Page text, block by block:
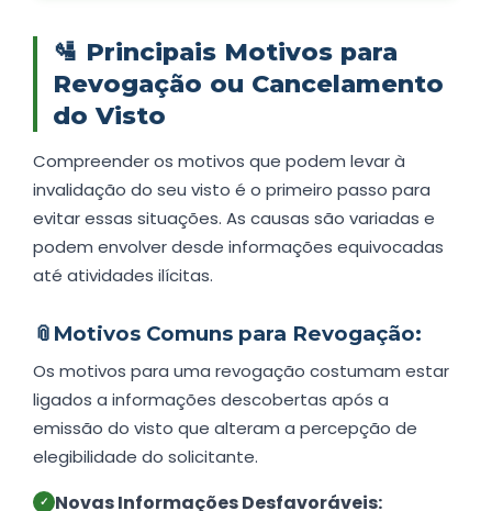
🛂 Principais Motivos para
Revogação ou Cancelamento
do Visto
Compreender os motivos que podem levar à
invalidação do seu visto é o primeiro passo para
evitar essas situações. As causas são variadas e
podem envolver desde informações equivocadas
até atividades ilícitas.
📎 Motivos Comuns para Revogação:
Os motivos para uma revogação costumam estar
ligados a informações descobertas após a
emissão do visto que alteram a percepção de
elegibilidade do solicitante.
✓ Novas Informações Desfavoráveis: